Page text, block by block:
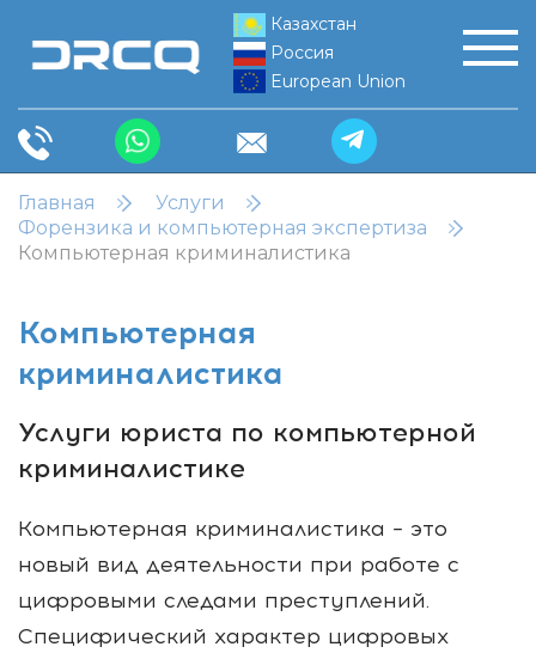
Казахстан
Россия
European Union
Главная
Услуги
Форензика и компьютерная экспертиза
Компьютерная криминалистика
Компьютерная
криминалистика
Услуги юриста по компьютерной
криминалистике
Компьютерная криминалистика – это
новый вид деятельности при работе с
цифровыми следами преступлений.
Специфический характер цифровых